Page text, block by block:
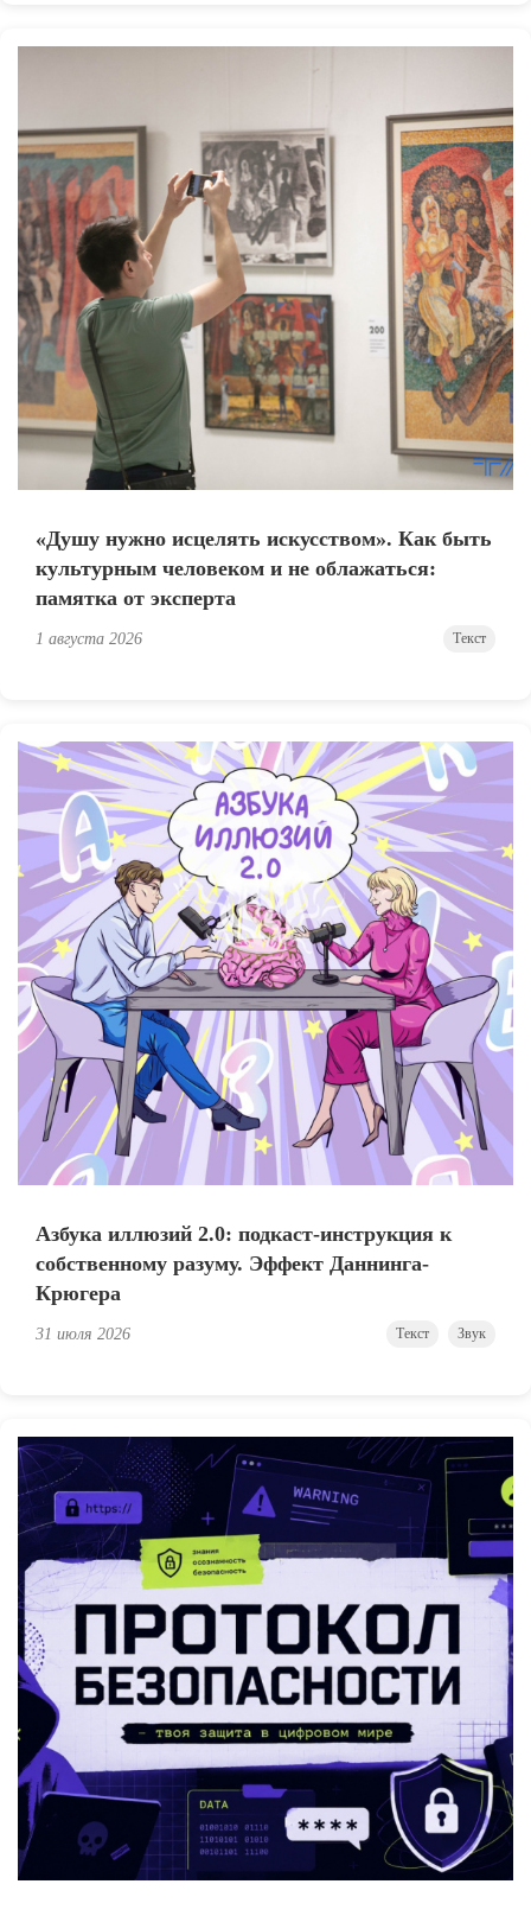
«Душу нужно исцелять искусством». Как быть
культурным человеком и не облажаться:
памятка от эксперта
1 августа 2026 Текст
Азбука иллюзий 2.0: подкаст-инструкция к
собственному разуму. Эффект Даннинга-
Крюгера
31 июля 2026 Текст Звук